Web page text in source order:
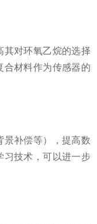
其对环氧乙烷的选择
合材料作为传感器的
景补偿等），提高数
习技术，可以进一步